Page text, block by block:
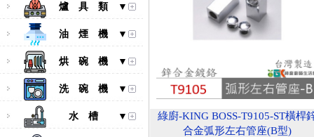
爐 具 類 ▼
油 煙 機 ▼
烘 碗 機 ▼
洗 碗 機 ▼
水 槽 ▼
綠廚-KING BOSS-T9105-ST橫桿
合金弧形左右管座(B型)